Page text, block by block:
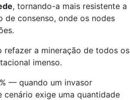
, tornando-a mais resistente a
de consenso, onde os nodes
refazer a mineração de todos os
imenso.
— quando um invasor
exige uma quantidade